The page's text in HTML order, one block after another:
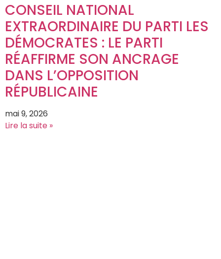
CONSEIL NATIONAL
EXTRAORDINAIRE DU PARTI LES
DÉMOCRATES : LE PARTI
RÉAFFIRME SON ANCRAGE
DANS L’OPPOSITION
RÉPUBLICAINE
mai 9, 2026
Lire la suite »